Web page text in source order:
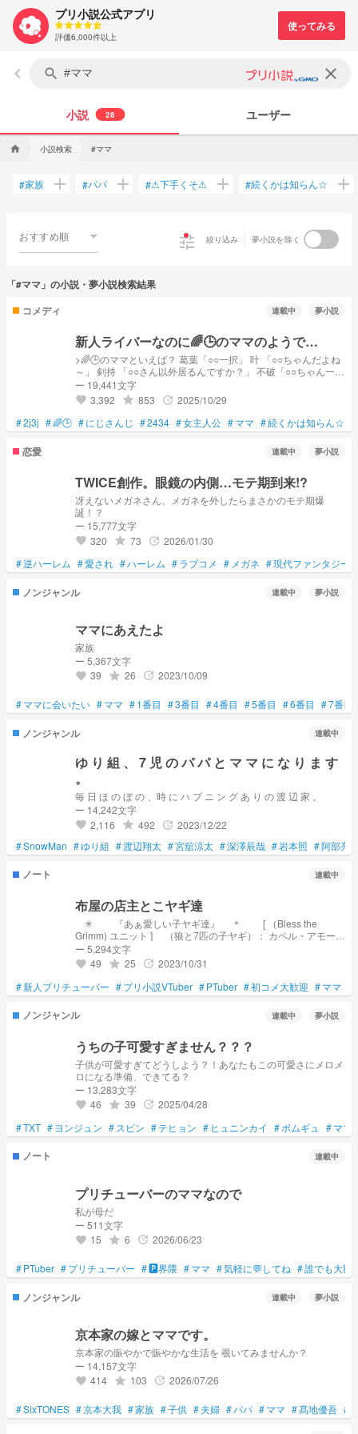
プリ小説公式アプリ
評価6,000件以上
keyboard_arrow_left search clear
小説 28 ユーザー
home 小説検索 #ママ
#家族 add #パパ add #⚠下手くそ⚠ add #続くかは知らん☆ add
おすすめ順 tune 絞り込み 夢小説を除く
「#ママ」の小説・夢小説検索結果
コメディ
連載中 夢小説
新人ライバーなのに🌈🕒️のママのようで…
>🌈🕒️のママといえば？ 葛葉「○○一択」 叶 「○○ちゃんだよね
～」 剣持 「○○さん以外居るんですか？」 不破「○○ちゃん一択
～♪」 三枝 「○○ちゃんしか居ないよね～」 🗣️『なんかみんな
からママって呼ばれてるんですけど？』
ー 19,441文字
favorite 3,392 grade 853 update 2025/10/29
#2j3j #🌈🕒 #にじさんじ #2434 #女主人公 #ママ #続くかは知らん☆
恋愛 連載中 夢小説
TWICE創作。眼鏡の内側…モテ期到来!?
冴えないメガネさん、メガネを外したらまさかのモテ期爆
誕！？
ー 15,777文字
favorite 320 grade 73 update 2026/01/30
#逆ハーレム #愛され #ハーレム #ラブコメ # メガネ #現代ファンタジー
ノンジャンル 連載中 夢小説
ママにあえたよ
家族
ー 5,367文字
favorite 39 grade 26 update 2023/10/09
#ママに会いたい #ママ #1番目 #3番目 #4番目 #5番目 #6番目 #7番目
ノンジャンル 連載中
ゆ り 組 、 7 児 の パ パ と マ マ に な り ま す
。
毎 日 ほ の ぼ の 、時 に ハ プ ニ ン グ あ り の 渡 辺 家 。
ー 14,242文字
favorite 2,116 grade 492 update 2023/12/22
#SnowMan #ゆり組 #渡辺翔太 #宮舘涼太 #深澤辰哉 #岩本照 #阿部亮
ノート 連載中
布屋の店主とこヤギ達
✳︎ 『あぁ愛しい子ヤギ達』 ＊ [ （Bless the
Grimm) ユニット ] （狼と7匹の子ヤギ）： カペル・アモール
【 FM🧩 】 ： 🐐️🧵 【 FN🏷 】 ： 親ヤギのお気に入り
【 FA🖼 】 ： 親ヤギへの郵便物 ＊ 🐐💬 … 雑談
🐐🎤 … 歌ってみた 🐐🍽 … 食レポ 🐐🎮
… ゲーム 🐐🔥 … 〜やってみた 🐐🖊 … 絵描
き 🐐 … Twitter ＊ 〈 二次創作 〉 ： ⭕️ 〈 R
⭕️ 〈 FA送 〉 ：⭕️ 〈 コラボ 〉 ： ⭕️ ＊ 【 表
the Grimm』 URL ⬇
https://novel.prcm.jp/novel/oiBSwuaBmJEILzFxHBro
ー 5,294文字
favorite 49 grade 25 update 2023/10/31
#新人プリチューバー #プリ小説VTuber #PTuber #初コメ大歓迎 #ママ
ノンジャンル 連載中 夢小説
うちの子可愛すぎません？？？
子供が可愛すぎてどうしよう？！あなたもこの可愛さにメロメ
ロになる準備、できてる？
ー 13,283文字
favorite 46 grade 39 update 2025/04/28
#TXT # ヨンジュン # スビン #テヒョン # ヒュニンカイ #ボムギュ #ママ
ノート 連載中
プリチューバーのママなので
私が母だ
ー 511文字
favorite 15 grade 6 update 2026/06/23
#PTuber #プリチューバー #🅿️界隈 #ママ #気軽に💬してね #誰でも大歓
ノンジャンル 連載中 夢小説
京本家の嫁とママです。
京本家の賑やかで賑やかな生活を 覗いてみませんか？
ー 14,157文字
favorite 414 grade 103 update 2026/07/26
#SixTONES #京本大我 #家族 #子供 #夫婦 #パパ #ママ #髙地優吾 #